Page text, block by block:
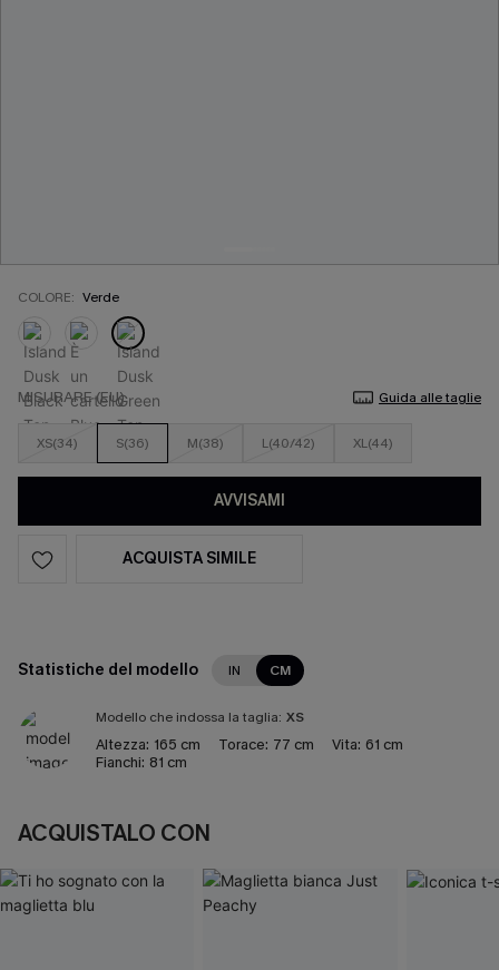
COLORE: Verde
MISURARE (EU) Guida alle taglie
XS(34) S(36) M(38) L(40/42) XL(44)
AVVISAMI
ACQUISTA SIMILE
Statistiche del modello IN CM
Modello che indossa la taglia: XS
Altezza: 165 cm Torace: 77 cm Vita: 61 cm
Fianchi: 81 cm
ACQUISTALO CON